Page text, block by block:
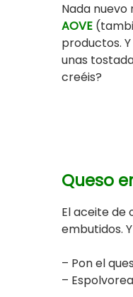
Nada nuevo
AOVE
productos.
unas
creéis?
Queso
El aceite de
embutidos.
– Pon el
–